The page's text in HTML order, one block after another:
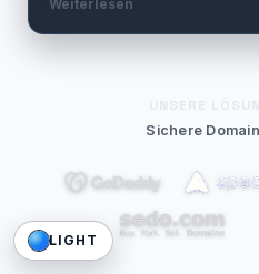
LIGHT
Weiterlesen
Sichere